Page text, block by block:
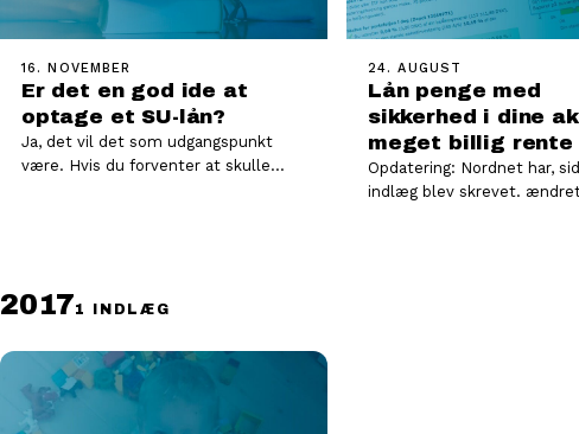
16. NOVEMBER
Er det en god ide at
optage et SU-lån?
Ja, det vil det som udgangspunkt
være. Hvis du forventer at skulle
24. AUGUST
Lån penge med
sikkerhed i dine
meget billig rente
Opdatering: Nordnet har,
indlæg blev skrevet.
20171 INDLÆG